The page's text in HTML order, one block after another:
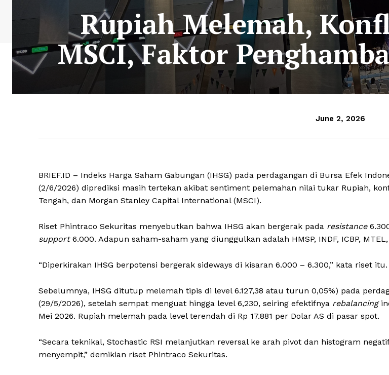
Rupiah Melemah,
MSCI, Faktor
June 2, 2026
BRIEF.ID – Indeks Harga Saham Gabungan (IHSG) pada perdagangan di Bursa Efek
(2/6/2026) diprediksi masih tertekan akibat sentiment pelemahan nilai tukar Rupiah,
Tengah, dan Morgan Stanley Capital International (MSCI).
Riset Phintraco Sekuritas menyebutkan bahwa IHSG akan bergerak pada resistance
support6.000. Adapun saham-saham yang diunggulkan adalah HMSP, INDF, ICBP, MTEL,
“Diperkirakan IHSG berpotensi bergerak sideways di kisaran 6.000 – 6.300,” kata riset itu.
Sebelumnya, IHSG ditutup melemah tipis di level 6.127,38 atau turun 0,05%) pada
(29/5/2026), setelah sempat menguat hingga level 6,230, seiring efektifnya rebalancing
Mei 2026. Rupiah melemah pada level terendah di Rp 17.881 per Dolar AS di pasar spot.
“Secara teknikal, Stochastic RSI melanjutkan reversal ke arah pivot dan histogram
menyempit,” demikian riset Phintraco Sekuritas.